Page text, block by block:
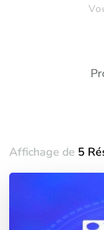
Affichage de 5